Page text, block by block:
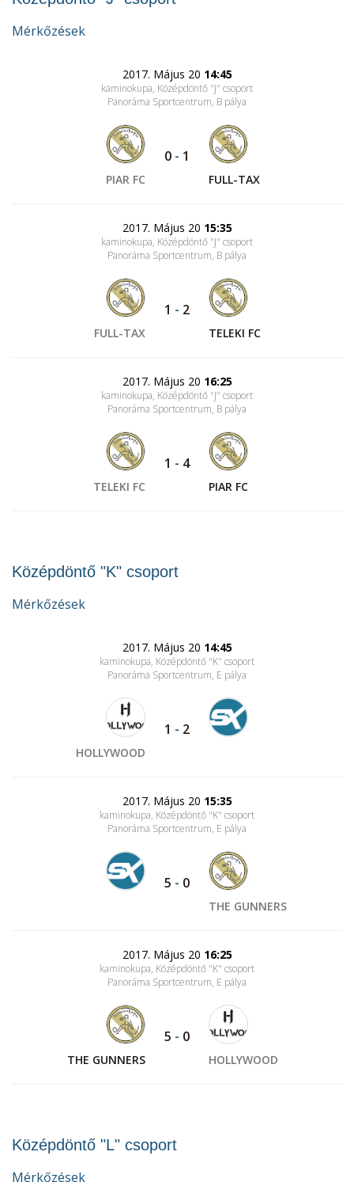
Mérkőzések
2017. Május 20 14:45
kaminokupa, Középdöntő "J" csoport
Panoráma Sportcentrum, B pálya
PIAR FC
0 - 1
FULL-TAX
2017. Május 20 15:35
kaminokupa, Középdöntő "J" csoport
Panoráma Sportcentrum, B pálya
FULL-TAX
1 - 2
TELEKI FC
2017. Május 20 16:25
kaminokupa, Középdöntő "J" csoport
Panoráma Sportcentrum, B pálya
TELEKI FC
1 - 4
PIAR FC
Középdöntő "K" csoport
Mérkőzések
2017. Május 20 14:45
kaminokupa, Középdöntő "K" csoport
Panoráma Sportcentrum, E pálya
HOLLYWOOD
1 - 2
2017. Május 20 15:35
kaminokupa, Középdöntő "K" csoport
Panoráma Sportcentrum, E pálya
5 - 0
THE GUNNERS
2017. Május 20 16:25
kaminokupa, Középdöntő "K" csoport
Panoráma Sportcentrum, E pálya
THE GUNNERS
5 - 0
HOLLYWOOD
Középdöntő "L" csoport
Mérkőzések